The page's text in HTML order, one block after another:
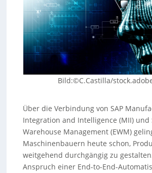
Bild:©C.Castilla/
Über die Verbindung von SAP
Integration and Intelligence (MII) und
Warehouse Management (EWM)
Maschinenbauern heute schon,
weitgehend durchgängig zu
Anspruch einer End-to-End-